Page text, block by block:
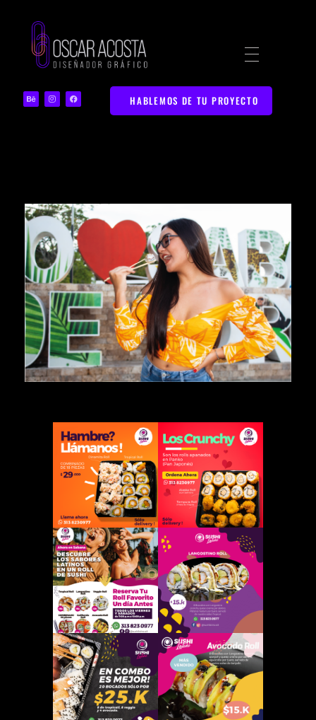
Diseñador Gráfico | Portafolio Web Creativo
Portafolio de Diseño Gráfico y Marketing Digital en Bucaramanga
HABLEMOS DE TU PROYECTO